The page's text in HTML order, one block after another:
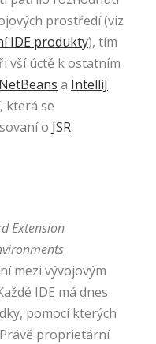
prostředí (viz
IDE produkty), tím
vší úctě k ostatním
NetBeans a IntelliJ
která se
o JSR
Extension
mezi vývojovým
IDE má dnes
pomocí kterých
proprietární